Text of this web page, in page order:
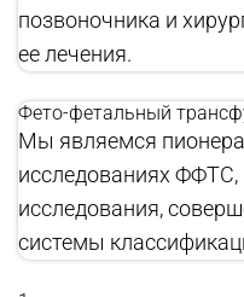
позвоночника и
ее лечения.
Фето-фетальный
Мы являемся
исследованиях
исследования,
системы